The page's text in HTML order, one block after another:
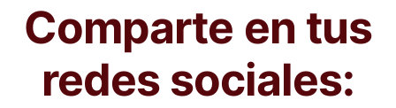
Comparte en tus
redes sociales: